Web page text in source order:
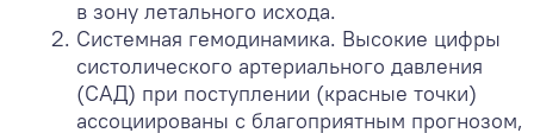
в зону летального исхода.
Системная гемодинамика. Высокие цифры
систолического артериального давления
(САД) при поступлении (красные точки)
ассоциированы с благоприятным прогнозом,